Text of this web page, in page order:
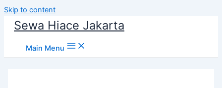
Skip to content
Sewa Hiace Jakarta
Main Menu